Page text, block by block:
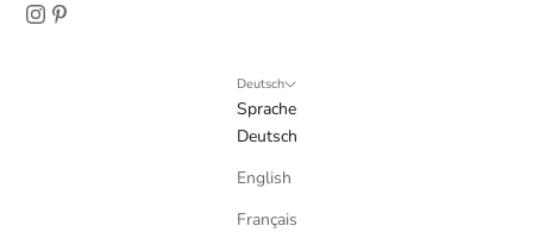
Deutsch
Sprache
Deutsch
English
Français